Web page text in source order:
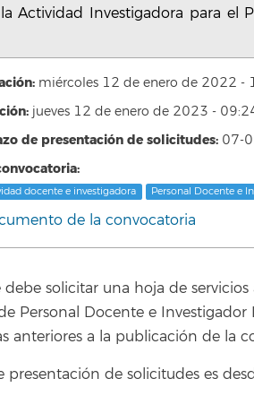
Actividad Investigadora para el
miércoles 12 de enero de 2022 -
jueves 12 de enero de 2023 -
de presentación de solicitudes: 07-
docente e investigadora Personal Docente e
de la convocatoria
solicitar una hoja de
Personal Docente e Investigador
anteriores a la publicación de la
presentación de solicitudes es